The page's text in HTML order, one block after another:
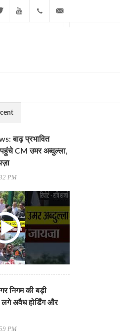
बाढ़ प्रभावित
CM उमर अब्दुल्ला,
PM
निगम की बड़ी
लगे अवैध होर्डिंग और
PM